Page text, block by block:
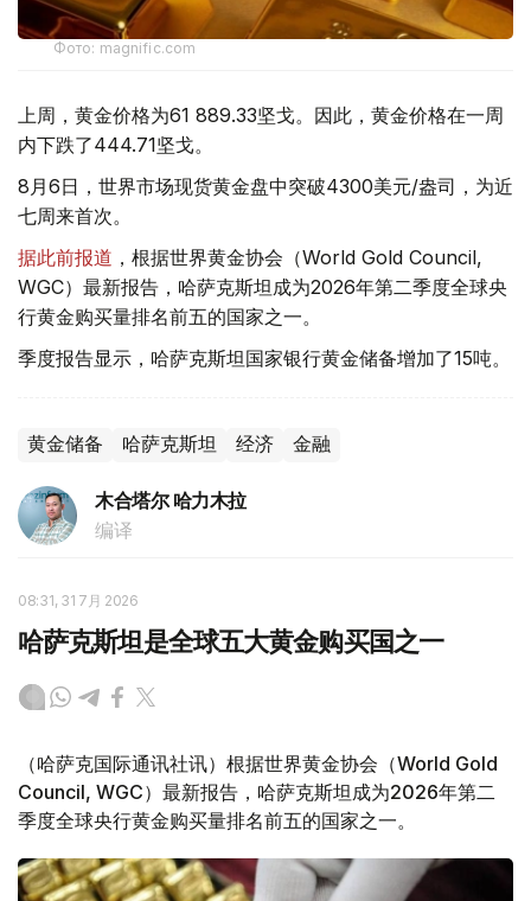
Фото: magnific.com
上周，黄金价格为61 889.33坚戈。因此，黄金价格在一周
内下跌了444.71坚戈。
8月6日，世界市场现货黄金盘中突破4300美元/盎司，为近
七周来首次。
据此前报道 ，根据世界黄金协会（World Gold Council,
WGC）最新报告，哈萨克斯坦成为2026年第二季度全球央
行黄金购买量排名前五的国家之一。
季度报告显示，哈萨克斯坦国家银行黄金储备增加了15吨。
黄金储备 哈萨克斯坦 经济 金融
木合塔尔 哈力木拉
编译
08:31, 31 7月 2026
哈萨克斯坦是全球五大黄金购买国之一
（哈萨克国际通讯社讯）根据世界黄金协会（World Gold
Council, WGC）最新报告，哈萨克斯坦成为2026年第二
季度全球央行黄金购买量排名前五的国家之一。